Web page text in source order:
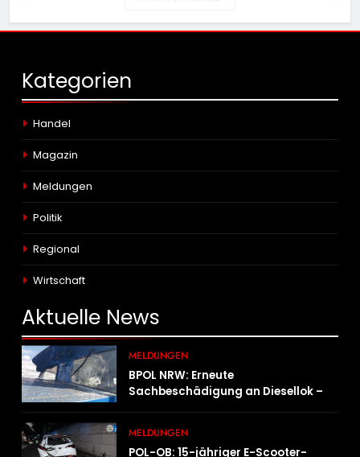
Kategorien
Handel
Magazin
Meldungen
Politik
Regional
Wirtschaft
Aktuelle News
MELDUNGEN
BPOL NRW: Erneute
Sachbeschädigung an Diesellok –
MELDUNGEN
POL-OB: 15-jähriger E-Scooter-